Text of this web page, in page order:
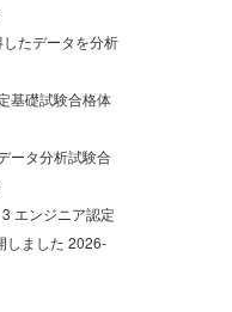
たデータを分析
基礎試験合格体
ータ分析試験合
エンジニア認定
しました 2026-